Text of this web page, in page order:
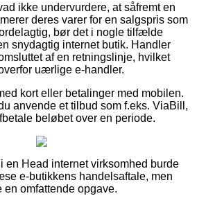
ikke undervurdere, at såfremt en
deres varer for en salgspris som
bør det i nogle tilfælde
snydagtig internet butik. Handler
af en retningslinje, hvilket
uærlige e-handler.
kort eller betalinger med mobilen.
anvende et tilbud som f.eks. ViaBill,
beløbet over en periode.
en Head internet virksomhed burde
e-butikkens handelsaftale, men
omfattende opgave.